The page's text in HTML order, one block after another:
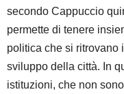
secondo Cappuccio
permette di tenere
politica che si ritrovano
sviluppo della città. In
istituzioni, che non